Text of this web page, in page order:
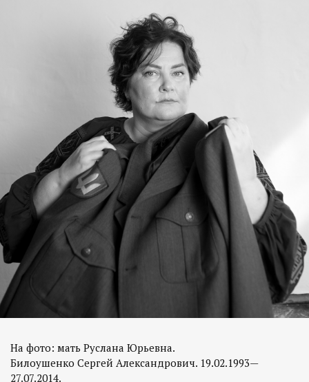
На фото: мать Руслана Юрьевна.
Билоушенко Сергей Александрович. 19.02.1993—
27.07.2014.